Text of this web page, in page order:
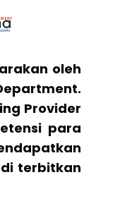
oleh
Provider
para
terbitkan